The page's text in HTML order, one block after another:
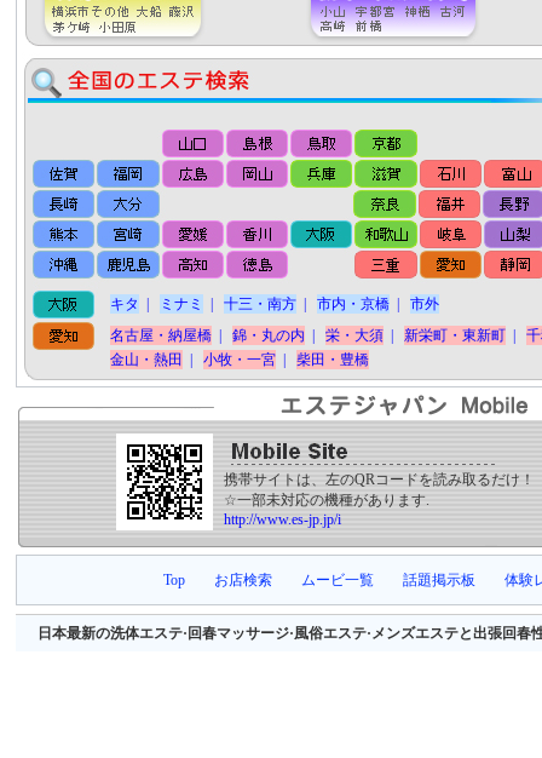
キタ ミナミ 十三・南方 市内・京橋
市外
名古屋・納屋橋
錦・丸の内 栄・大須 新栄町・東新町
金山・熱田
小牧・一宮 柴田・豊橋
携帯サイトは、左のQRコードを読み取るだけ！
☆一部未対応の機種があります.
http://www.es-jp.jp/i
Top お店検索 ムービ一覧 話題掲示板 体験
日本最新の洗体エステ·回春マッサージ·風俗エステ·メンズエステと出張回